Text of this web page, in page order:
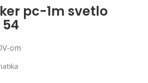
pc-1m svetlo
om